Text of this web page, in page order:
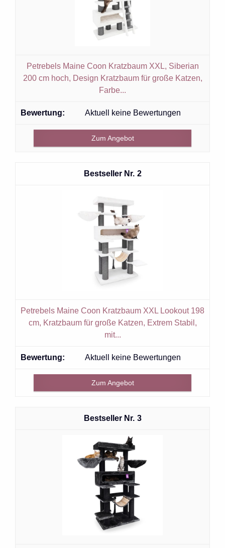
Petrebels Maine Coon Kratzbaum XXL, Siberian
200 cm hoch, Design Kratzbaum für große Katzen,
Farbe...
Aktuell keine Bewertungen
Zum Angebot
2
Petrebels Maine Coon Kratzbaum XXL Lookout 198
cm, Kratzbaum für große Katzen, Extrem Stabil,
mit...
Aktuell keine Bewertungen
Zum Angebot
3